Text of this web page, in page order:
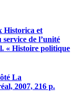
Historica et
service de l’unité
« Histoire politique
La
2007, 216 p.